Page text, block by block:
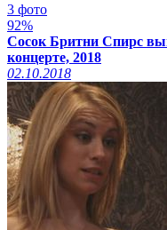
3 фото
92%
Сосок Бритни Спирс
концерте, 2018
02.10.2018